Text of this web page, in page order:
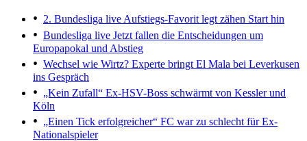
2. Bundesliga live Aufstiegs-Favorit legt zähen Start hin
Bundesliga live Jetzt fallen die Entscheidungen um
Europapokal und Abstieg
Wechsel wie Wirtz? Experte bringt El Mala bei Leverkusen
ins Gespräch
„Kein Zufall“ Ex-HSV-Boss schwärmt von Kessler und
Köln
„Einen Tick erfolgreicher“ FC war zu schlecht für Ex-
Nationalspieler